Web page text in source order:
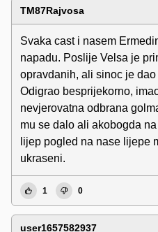
TM87Rajvosa
Svaka cast i nasem
napadu. Poslije Velsa je
opravdanih, ali sinoc je
Odigrao besprijekorno,
nevjerovatna odbrana
mu se dalo ali akobogda
lijep pogled na nase lijepe
ukraseni.
1 0
user1657582937